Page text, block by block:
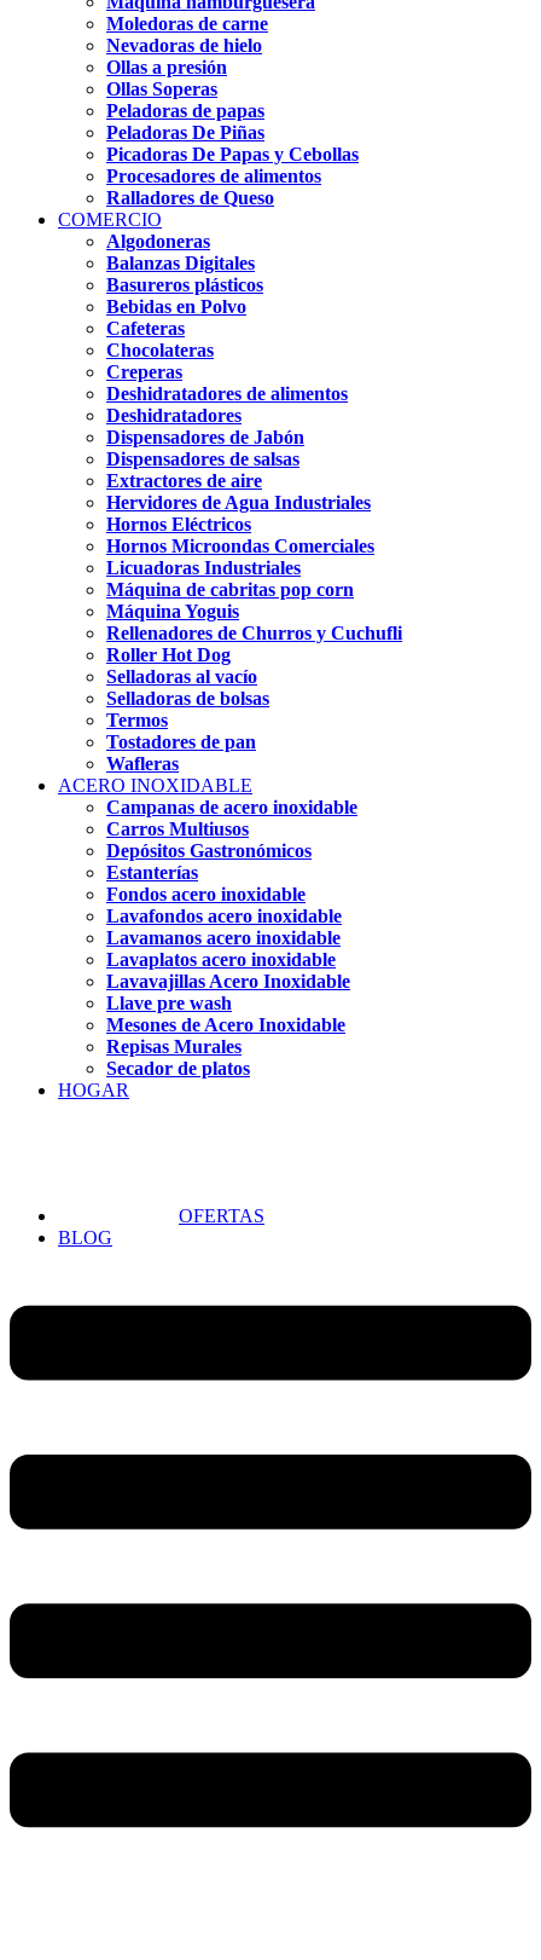
Moledoras de carne
Nevadoras de hielo
Ollas a presión
Ollas Soperas
Peladoras de papas
Peladoras De Piñas
Picadoras De Papas y Cebollas
Procesadores de alimentos
Ralladores de Queso
COMERCIO
Algodoneras
Balanzas Digitales
Basureros plásticos
Bebidas en Polvo
Cafeteras
Chocolateras
Creperas
Deshidratadores de alimentos
Deshidratadores
Dispensadores de Jabón
Dispensadores de salsas
Extractores de aire
Hervidores de Agua Industriales
Hornos Eléctricos
Hornos Microondas Comerciales
Licuadoras Industriales
Máquina de cabritas pop corn
Máquina Yoguis
Rellenadores de Churros y Cuchufli
Roller Hot Dog
Selladoras al vacío
Selladoras de bolsas
Termos
Tostadores de pan
Wafleras
ACERO INOXIDABLE
Campanas de acero inoxidable
Carros Multiusos
Depósitos Gastronómicos
Estanterías
Fondos acero inoxidable
Lavafondos acero inoxidable
Lavamanos acero inoxidable
Lavaplatos acero inoxidable
Lavavajillas Acero Inoxidable
Llave pre wash
Mesones de Acero Inoxidable
Repisas Murales
Secador de platos
HOGAR
OFERTAS
BLOG